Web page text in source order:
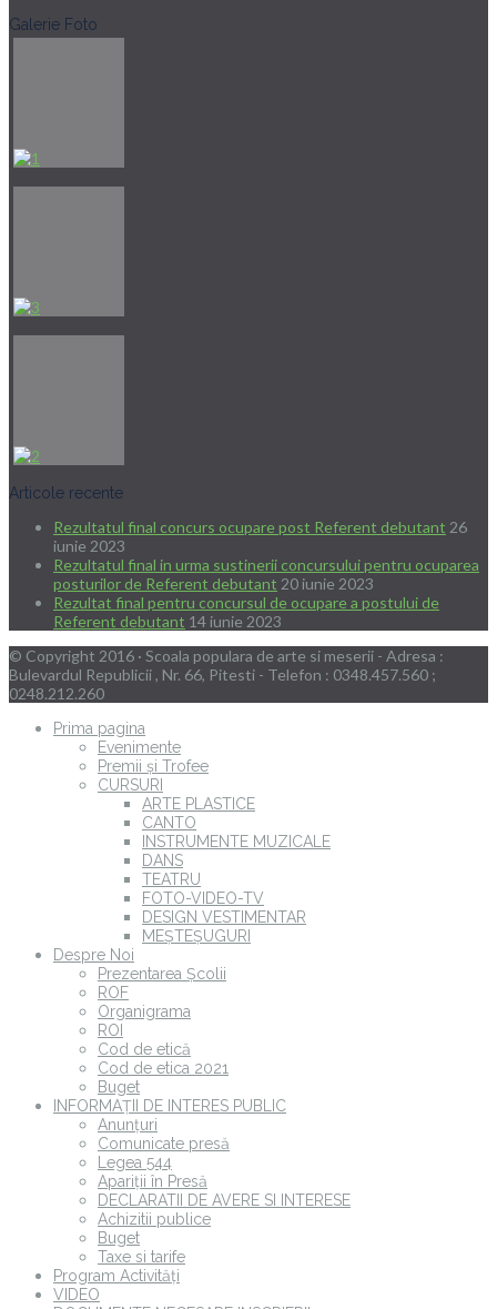
Galerie Foto
Articole recente
Rezultatul final concurs ocupare post Referent debutant 26
iunie 2023
Rezultatul final in urma sustinerii concursului pentru ocuparea
posturilor de Referent debutant 20 iunie 2023
Rezultat final pentru concursul de ocupare a postului de
Referent debutant 14 iunie 2023
© Copyright 2016 · Scoala populara de arte si meserii - Adresa :
Bulevardul Republicii , Nr. 66, Pitesti - Telefon : 0348.457.560 ;
0248.212.260
Prima pagina
Evenimente
Premii și Trofee
CURSURI
ARTE PLASTICE
CANTO
INSTRUMENTE MUZICALE
DANS
TEATRU
FOTO-VIDEO-TV
DESIGN VESTIMENTAR
MEȘTEȘUGURI
Despre Noi
Prezentarea Școlii
ROF
Organigrama
ROI
Cod de etică
Cod de etica 2021
Buget
INFORMAȚII DE INTERES PUBLIC
Anunțuri
Comunicate presă
Legea 544
Apariții în Presă
DECLARATII DE AVERE SI INTERESE
Achizitii publice
Buget
Taxe si tarife
Program Activități
VIDEO